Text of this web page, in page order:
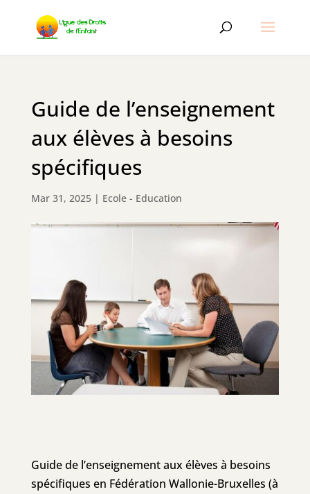
Guide de l’enseignement
aux élèves à besoins
spécifiques
Mar 31, 2025| Ecole - Education
Guide de l’enseignement aux élèves à besoins
spécifiques en Fédération Wallonie-Bruxelles (à